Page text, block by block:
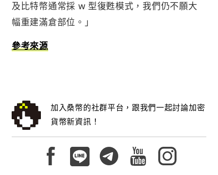
及比特幣通常採 w 型復甦模式，我們仍不願大
幅重建滿倉部位。」
參考來源
加入桑幣的社群平台，跟我們一起討論加密
貨幣新資訊！